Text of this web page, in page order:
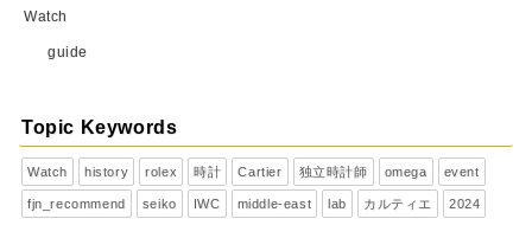
Watch
guide
Topic Keywords
Watch history rolex 時計 Cartier 独立時計師 omega event
fjn_recommend seiko IWC middle-east lab カルティエ 2024